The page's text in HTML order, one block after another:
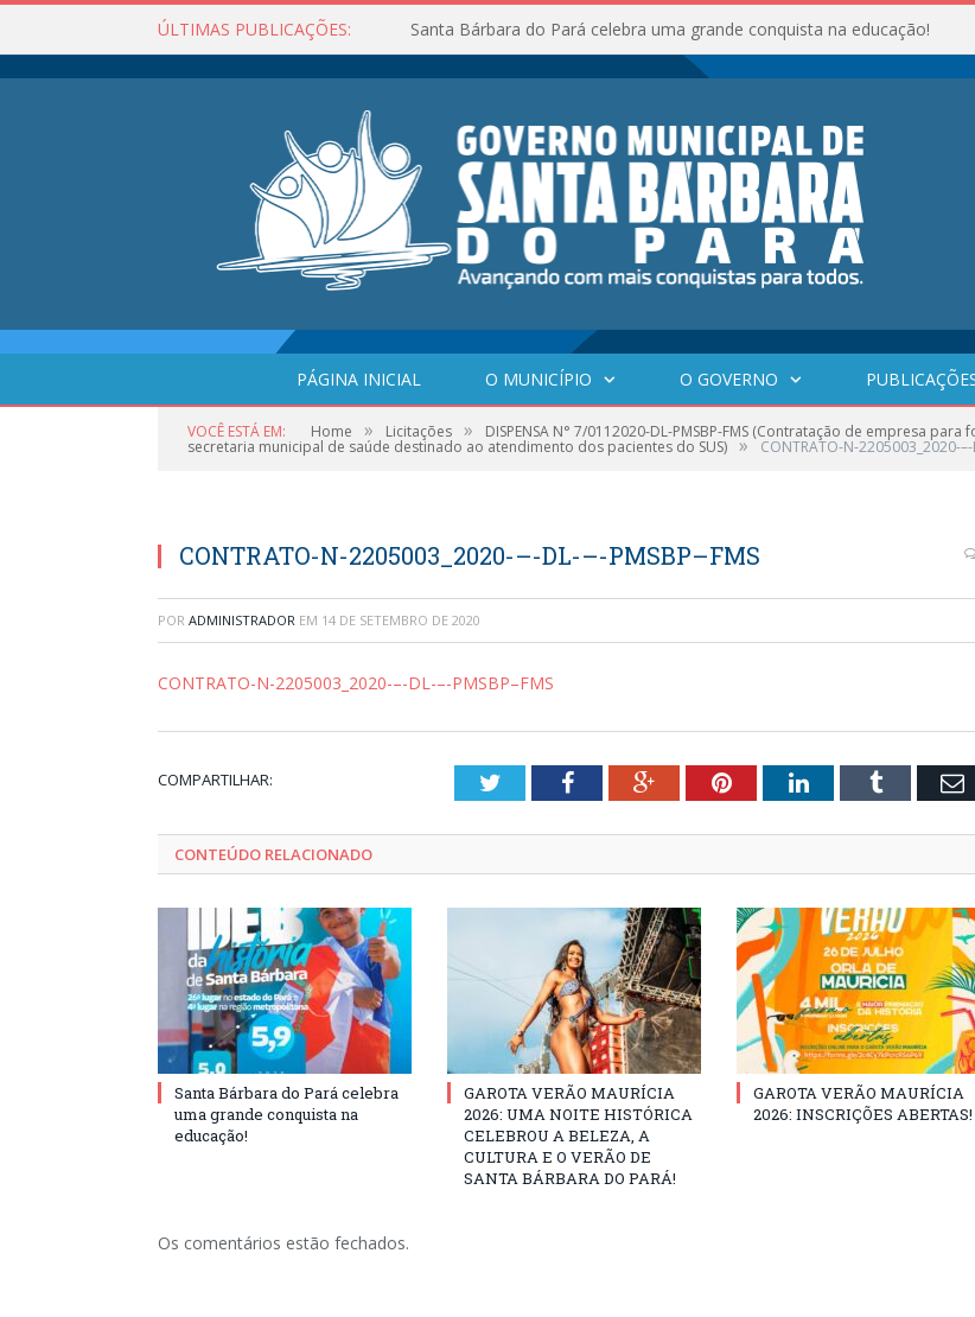
ÚLTIMAS PUBLICAÇÕES: Santa Bárbara do Pará celebra uma grande conquista na educação!
PÁGINA INICIAL O MUNICÍPIO O GOVERNO
VOCÊ ESTÁ EM: Home » Licitações » DISPENSA N° 7/0112020-DL-PMSBP-FMS (Contratação de empresa
secretaria municipal de saúde destinado ao atendimento dos pacientes do SUS) » CONTRATO-N-2205003_2020-–-
CONTRATO-N-2205003_2020-–-DL-–-PMSBP–FMS
POR ADMINISTRADOR EM 14 DE SETEMBRO DE 2020
CONTRATO-N-2205003_2020-–-DL-–-PMSBP–FMS
COMPARTILHAR: TwitterFacebookGoogle+PinterestLinkedInTumblr
CONTEÚDO RELACIONADO
Santa Bárbara do Pará celebra
uma grande conquista na
educação!
GAROTA VERÃO MAURÍCIA
2026: UMA NOITE HISTÓRICA
CELEBROU A BELEZA, A
CULTURA E O VERÃO DE
SANTA BÁRBARA DO PARÁ!
GAROTA VERÃO MAURÍCIA
2026: INSCRIÇÕES ABERTAS!
Os comentários estão fechados.